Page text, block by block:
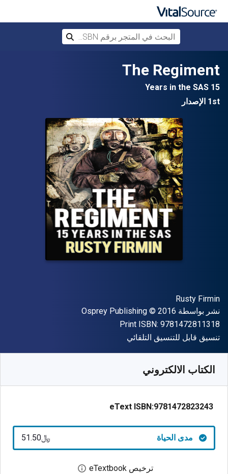
The Regiment
15 Years in the SAS
1st الإصدار
المؤلف (المؤلفون)
Rusty Firmin
الناشر
نشر بواسطة Osprey Publishing
حقوق الطبع والنشر © 2016
Print ISBN: 9781472811318
شكل
تنسيق قابل للتنسيق التلقائي
الكتاب الالكتروني
eText ISBN:9781472823243
مدى الحياة ﷼‎51.50
ترخيص eTextbook افتح مربع حوار